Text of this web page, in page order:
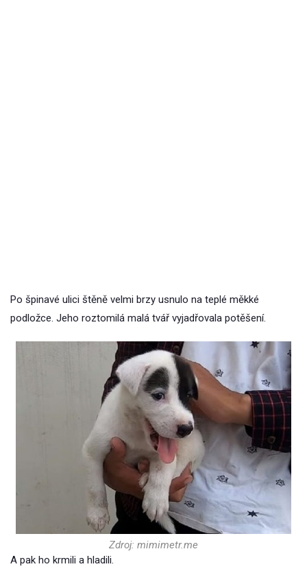
Po špinavé ulici štěně velmi brzy usnulo na teplé měkké
podložce. Jeho roztomilá malá tvář vyjadřovala potěšení.
Zdroj: mimimetr.me
A pak ho krmili a hladili.